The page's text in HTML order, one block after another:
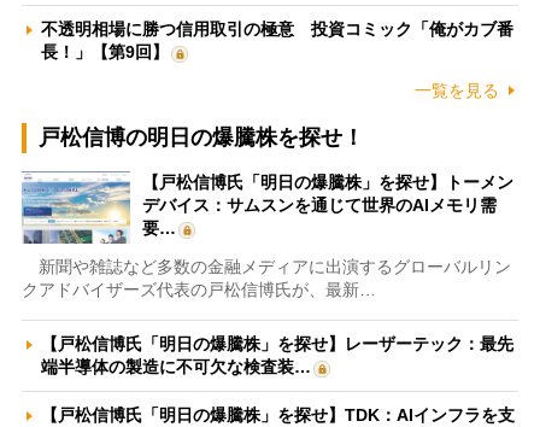
不透明相場に勝つ信用取引の極意 投資コミック「俺がカブ番
長！」【第9回】
一覧を見る
戸松信博の明日の爆騰株を探せ！
【戸松信博氏「明日の爆騰株」を探せ】トーメン
デバイス：サムスンを通じて世界のAIメモリ需
要…
新聞や雑誌など多数の金融メディアに出演するグローバルリン
クアドバイザーズ代表の戸松信博氏が、最新…
【戸松信博氏「明日の爆騰株」を探せ】レーザーテック：最先
端半導体の製造に不可欠な検査装…
【戸松信博氏「明日の爆騰株」を探せ】TDK：AIインフラを支